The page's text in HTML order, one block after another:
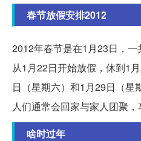
春节放假安排2012
2012年春节是在1月23日，一
从1月22日开始放假，休到1
日（星期六）和1月29日（星
人们通常会回家与家人团聚，
啥时过年